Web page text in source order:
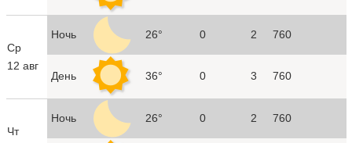
Ср
12 авг
Ночь 26° 0 2 760
День 36° 0 3 760
Чт
Ночь 26° 0 2 760